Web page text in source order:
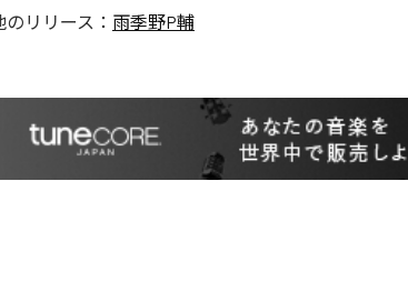
のリリース： 雨季野P輔